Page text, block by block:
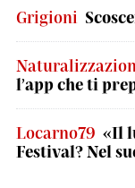
Grigioni
l’app che ti
Locarno79 «Il
Festival? Nel